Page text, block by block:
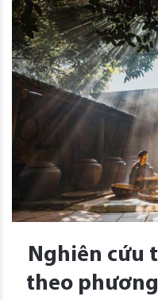
Nghiên cứu
theo